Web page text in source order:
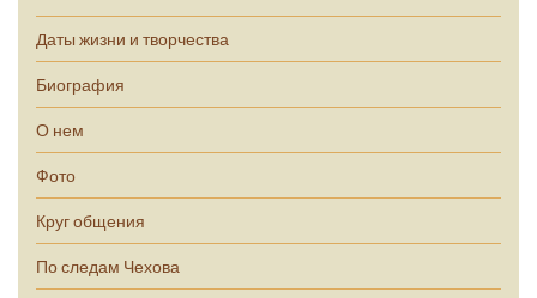
Даты жизни и творчества
Биография
О нем
Фото
Круг общения
По следам Чехова